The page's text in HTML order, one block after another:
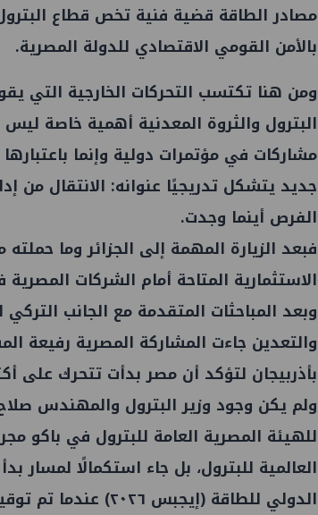
مصادر الطاقة قضية فنية تخص قطاع
بالأمن القومي الاقتصادي للدولة المصرية.
ومن هنا تكتسب التحركات الخارجية التي
البترول والثروة المعدنية أهمية خاصة ليس
مشاركات في مؤتمرات دولية وإنما
جديد يتشكل تدريجيًا عنوانه: الانتقال من
الفرص أينما وجدت.
فبعد الزيارة المهمة إلى الجزائر وما
الاستثمارية المتاحة أمام الشركات
وبعد المباحثات المتقدمة مع الجانب التركي
والتعدين جاءت المشاركة المصرية رفيعة
بأذربيجان لتؤكد أن مصر بدأت تتحرك على
ولم يكن وجود وزير البترول والمهندس
للهيئة المصرية العامة للبترول في باكو
العالمية للبترول، بل جاء استكمالًا لمسار
الدولي للطاقة (إيجبس